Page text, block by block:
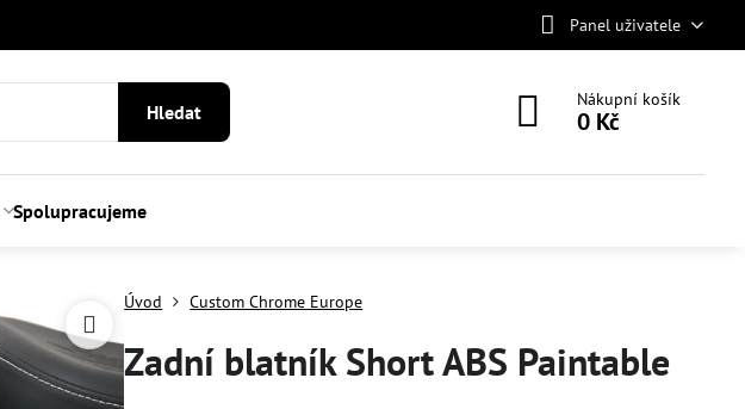
Panel uživatele
Hledat
Nákupní košík
0 Kč
Spolupracujeme
Úvod Custom Chrome Europe
Zadní blatník Short ABS Paintable